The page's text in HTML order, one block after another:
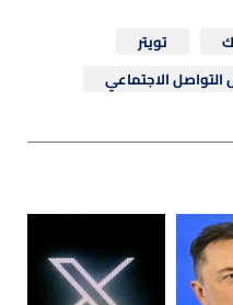
تويتر
التواصل الاجتماعي